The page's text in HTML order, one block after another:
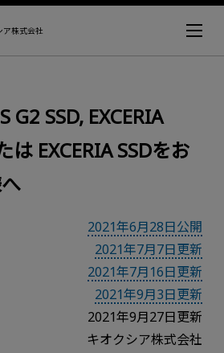
ア株式会社
G2 SSD, EXCERIA
は EXCERIA SSDをお
2021年6月28日公開
2021年7月7日更新
2021年7月16日更新
2021年9月3日更新
2021年9月27日更新
キオクシア株式会社